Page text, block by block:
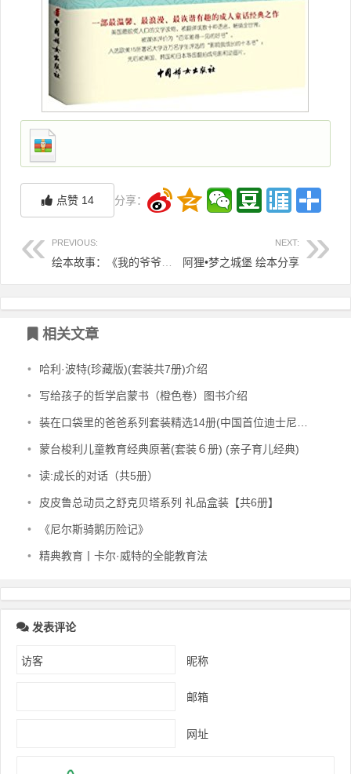
点赞 14 分享：
PREVIOUS: NEXT:
阿狸•梦之城堡 绘本分享
相关文章
• 哈利·波特(珍藏版)(套装共7册)介绍
• 写给孩子的哲学启蒙书（橙色卷）图书介绍
• 装在口袋里的爸爸系列套装精选14册(中国首位迪士尼签约作家杨鹏畅销百万的作品)
• 蒙台梭利儿童教育经典原著(套装６册) (亲子育儿经典)
• 读:成长的对话（共5册）
• 皮皮鲁总动员之舒克贝塔系列 礼品盒装【共6册】
• 《尼尔斯骑鹅历险记》
• 精典教育丨卡尔·威特的全能教育法
发表评论
昵称
邮箱
网址